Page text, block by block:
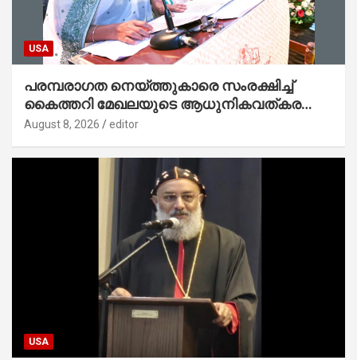
USA
പരമ്പരാഗത നെയ്ത്തുകാരെ സംരക്ഷിച്ച്
കൈത്തറി മേഖലയുടെ ആധുനികവത്കരണം
സാധ്യമാക്കും : ഡെപ്യൂട്ടി സ്പീക്കർ
August 8, 2026 editor
USA